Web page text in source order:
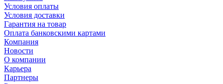
Условия оплаты
Условия доставки
Гарантия на товар
Оплата банковскими картами
Компания
Новости
О компании
Карьера
Партнеры